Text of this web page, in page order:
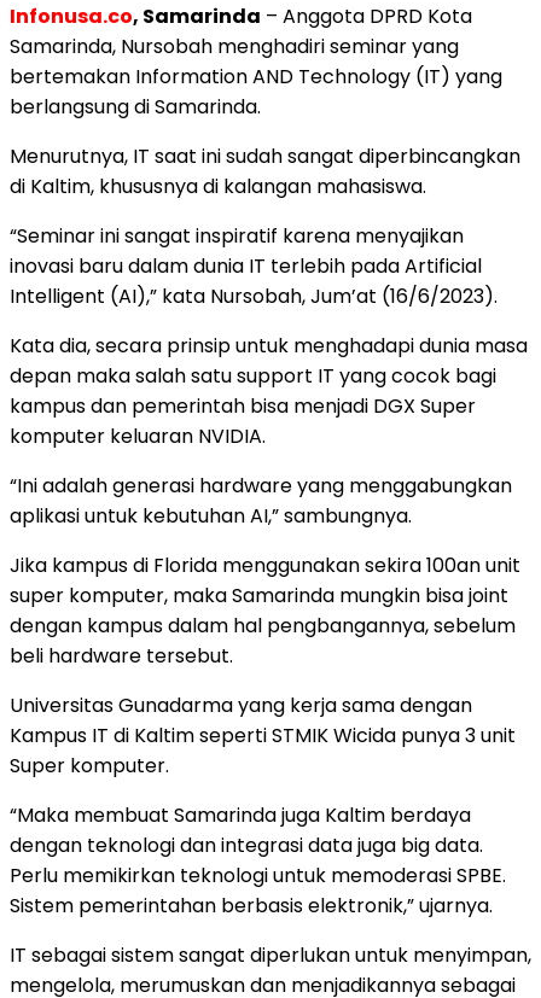
Infonusa.co, Samarinda – Anggota DPRD Kota
Samarinda, Nursobah menghadiri seminar yang
bertemakan Information AND Technology (IT) yang
berlangsung di Samarinda.
Menurutnya, IT saat ini sudah sangat diperbincangkan
di Kaltim, khususnya di kalangan mahasiswa.
“Seminar ini sangat inspiratif karena menyajikan
inovasi baru dalam dunia IT terlebih pada Artificial
Intelligent (AI),” kata Nursobah, Jum’at (16/6/2023).
Kata dia, secara prinsip untuk menghadapi dunia masa
depan maka salah satu support IT yang cocok bagi
kampus dan pemerintah bisa menjadi DGX Super
komputer keluaran NVIDIA.
“Ini adalah generasi hardware yang menggabungkan
aplikasi untuk kebutuhan AI,” sambungnya.
Jika kampus di Florida menggunakan sekira 100an unit
super komputer, maka Samarinda mungkin bisa joint
dengan kampus dalam hal pengbangannya, sebelum
beli hardware tersebut.
Universitas Gunadarma yang kerja sama dengan
Kampus IT di Kaltim seperti STMIK Wicida punya 3 unit
Super komputer.
“Maka membuat Samarinda juga Kaltim berdaya
dengan teknologi dan integrasi data juga big data.
Perlu memikirkan teknologi untuk memoderasi SPBE.
Sistem pemerintahan berbasis elektronik,” ujarnya.
IT sebagai sistem sangat diperlukan untuk menyimpan,
mengelola, merumuskan dan menjadikannya sebagai